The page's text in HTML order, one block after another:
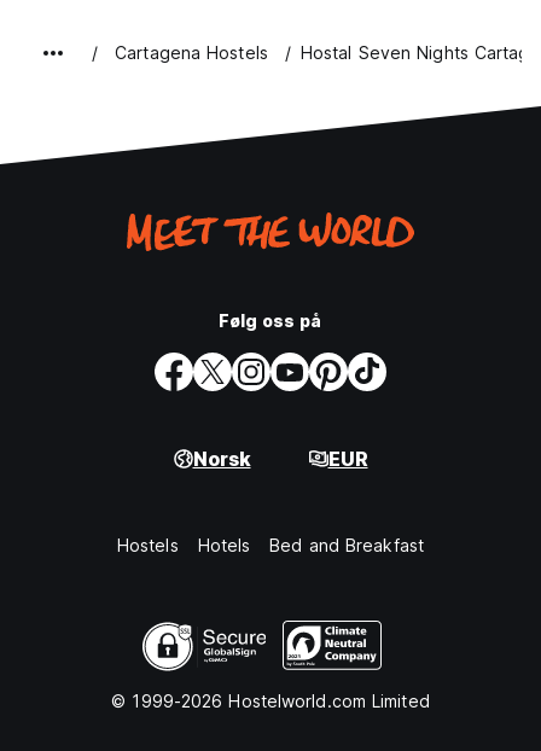
Cartagena Hostels Hostal Seven Nights
Følg oss på
Norsk EUR
Hostels Hotels Bed and Breakfast
© 1999-2026 Hostelworld.com Limited